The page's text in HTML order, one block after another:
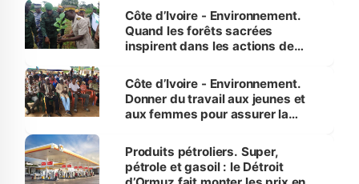
Côte d’Ivoire - Environnement.
Quand les forêts sacrées
inspirent dans les actions de
Côte d’Ivoire - Environnement.
Donner du travail aux jeunes et
aux femmes pour assurer la
menacées
Produits pétroliers. Super,
pétrole et gasoil : le Détroit